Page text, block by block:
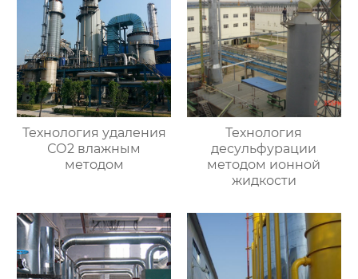
Технология удаления
СО2 влажным
методом
Технология
десульфурации
методом ионной
жидкости